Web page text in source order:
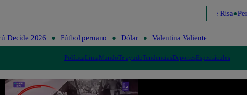
Me Caigo de Risa
Decide 2026 Fútbol peruano Dólar Valentina Valiente
PolíticaLimaMundoTe ayudoTendenciasDeportesEspectáculos